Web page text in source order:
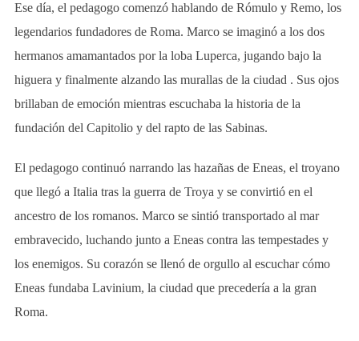
Ese día, el pedagogo comenzó hablando de Rómulo y Remo, los
legendarios fundadores de Roma. Marco se imaginó a los dos
hermanos amamantados por la loba Luperca, jugando bajo la
higuera y finalmente alzando las murallas de la ciudad . Sus ojos
brillaban de emoción mientras escuchaba la historia de la
fundación del Capitolio y del rapto de las Sabinas.
El pedagogo continuó narrando las hazañas de Eneas, el troyano
que llegó a Italia tras la guerra de Troya y se convirtió en el
ancestro de los romanos. Marco se sintió transportado al mar
embravecido, luchando junto a Eneas contra las tempestades y
los enemigos. Su corazón se llenó de orgullo al escuchar cómo
Eneas fundaba Lavinium, la ciudad que precedería a la gran
Roma.